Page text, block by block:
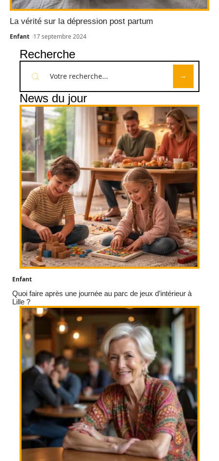
La vérité sur la dépression post partum
Enfant 17 septembre 2024
Recherche
News du jour
Enfant
Quoi faire après une journée au parc de jeux d’intérieur à
Lille ?